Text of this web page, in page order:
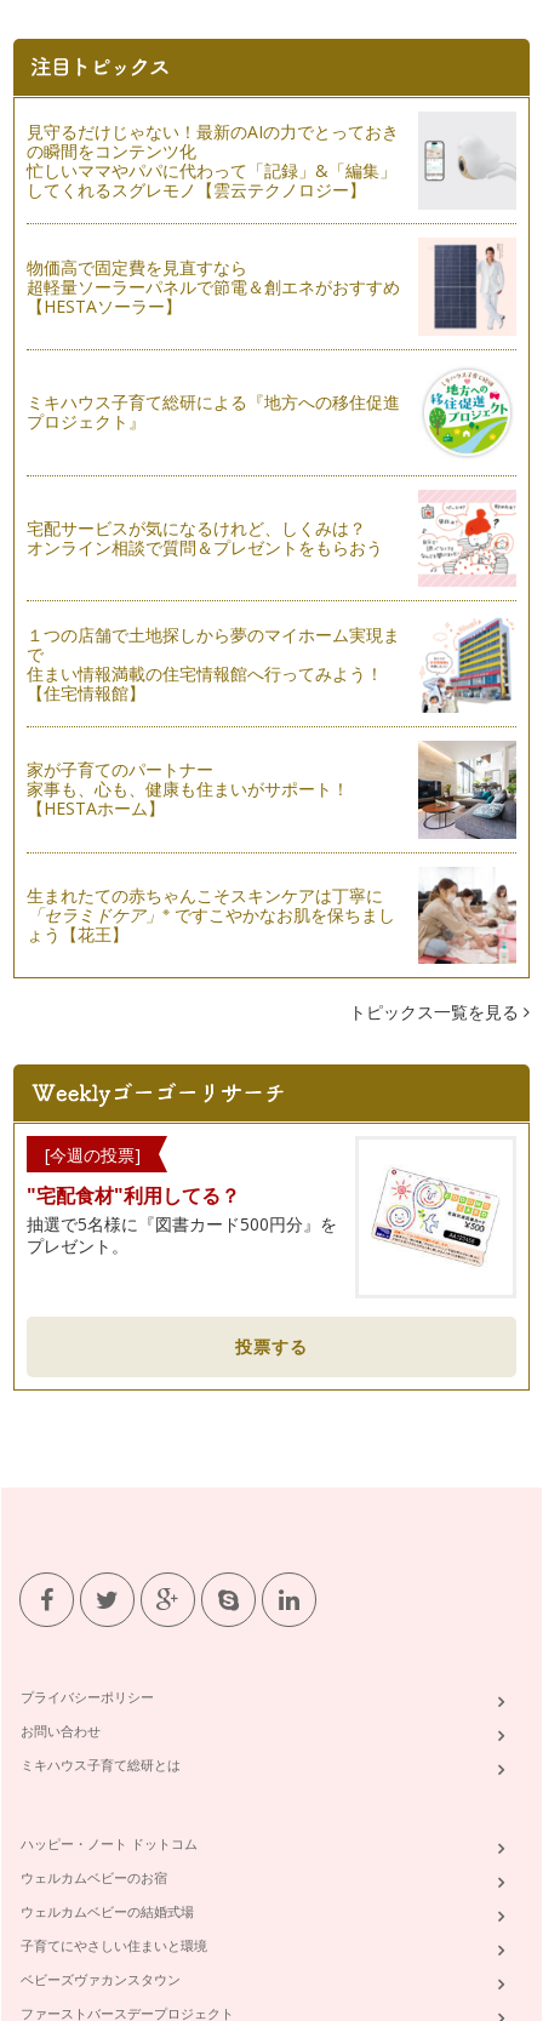
ってきました。 元気にこの冬を…
風邪・インフルエンザ対策にも。ハンドトリートメント【後
編】
もうすぐ12月。1年の中で一番キラキラした季節になります。
と同時に、寒さや疲れなどから体調…
家族でハンドトリートメントをやってみよう！【前編】
さて、第５回目にお届けするのは『ハンドトリートメント（前
編）』です。 皆さん…
寒くなる時期にオススメ！足浴と手浴でホッとアロマタイム。
街路樹も色づき始め、秋を感じるとともに、だんだんと「冷
え」も気になる季節が近づいてきました…
親子のコミュニケーション「タッチケア（ベビーマッサー
ジ）」
親子のコミュニケーションとしてとてもポピュラーになってき
た「ベビーマッサージ」。 …
「精油」のことを知って、アロマテラピーを楽しく安全に使い
ましょう
今回は精油（エッセンシャルオイル）のこと、そして安全に楽
家族で楽しむ★アロマテラピーとはどんなもの？
様々な香りを漂わせたり、クラフトを作ったり、トリートメン
トをしたり…。最近で…
見守るだけじゃない！最新のAIの力でとっておき
の瞬間をコンテンツ化
忙しいママやパパに代わって「記録」&「編集」
してくれるスグレモノ【雲云テクノロジー】
物価高で固定費を見直すなら
超軽量ソーラーパネルで節電＆創エネがおすすめ
【HESTAソーラー】
ミキハウス子育て総研による『地方への移住促進
プロジェクト』
宅配サービスが気になるけれど、しくみは？
オンライン相談で質問＆プレゼントをもらおう
１つの店舗で土地探しから夢のマイホーム実現ま
で
住まい情報満載の住宅情報館へ行ってみよう！
【住宅情報館】
家が子育てのパートナー
家事も、心も、健康も住まいがサポート！
【HESTAホーム】
生まれたての赤ちゃんこそスキンケアは丁寧に
「セラミドケア」※ ですこやかなお肌を保ちまし
ょう【花王】
トピックス一覧を見る
[今週の投票]
"宅配食材"利用してる？
抽選で5名様に『図書カード500円分』を
プレゼント。
投票する
プライバシーポリシー
お問い合わせ
ミキハウス子育て総研とは
ハッピー・ノート ドットコム
ウェルカムベビーのお宿
ウェルカムベビーの結婚式場
子育てにやさしい住まいと環境
ベビーズヴァカンスタウン
ファーストバースデープロジェクト